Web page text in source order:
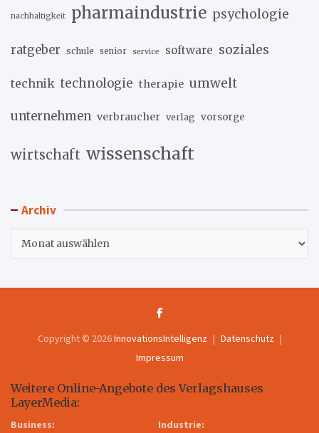
nachhaltigkeit pharmaindustrie psychologie
ratgeber schule senior service software soziales
technik technologie therapie umwelt
unternehmen verbraucher verlag vorsorge
wirtschaft wissenschaft
Archiv
Copyright © 2026InnovationsIntelligenz
Datenschutz
Impressum
Weitere Online-Angebote des Verlagshauses
LayerMedia:
Business:
Industrie: